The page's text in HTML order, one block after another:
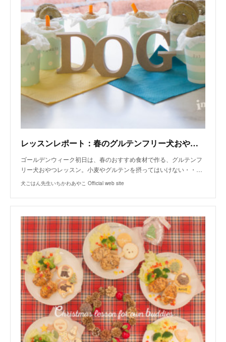
レッスンレポート：春のグルテンフリー犬おやつレッスン
ゴールデンウィーク初日は、春のおすすめ食材で作る、グルテンフ
リー犬おやつレッスン。小麦やグルテンを摂ってはいけない・・…
犬ごはん先生いちかわあやこ Official web site